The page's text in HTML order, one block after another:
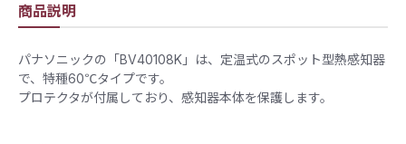
商品説明
パナソニックの「BV40108K」は、定温式のスポット型熱感知器
で、特種60℃タイプです。​
プロテクタが付属しており、感知器本体を保護します。​